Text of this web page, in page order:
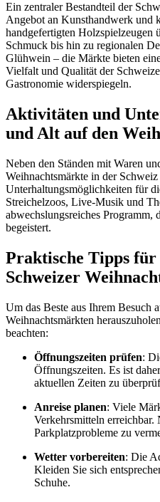
Ein zentraler Bestandteil der
Angebot an Kunsthandwerk und
handgefertigten Holzspielzeugen
Schmuck bis hin zu regionalen
Glühwein – die Märkte bieten
Vielfalt und Qualität der
Gastronomie widerspiegeln.
Aktivitäten und
und Alt auf den
Neben den Ständen mit Waren
Weihnachtsmärkte in der
Unterhaltungsmöglichkeiten für
Streichelzoos, Live-Musik und
abwechslungsreiches Programm,
begeistert.
Praktische Tipps für
Schweizer
Um das Beste aus Ihrem Besuch
Weihnachtsmärkten
beachten:
Öffnungszeiten prüfen:
Öffnungszeiten. Es ist
aktuellen Zeiten zu
Anreise planen: Viele
Verkehrsmitteln erreichbar.
Parkplatzprobleme zu
Wetter vorbereiten: Die
Kleiden Sie sich
Schuhe.